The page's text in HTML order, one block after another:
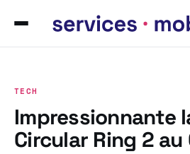
TECH
Impressionnante
Circular Ring 2 au